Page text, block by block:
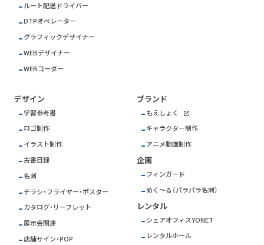
ルート配送ドライバー
DTPオペレーター
グラフィックデザイナー
WEBデザイナー
WEBコーダー
デザイン
学習参考書
ロゴ制作
イラスト制作
古書目録
名刺
チラシ・フライヤー・ポスター
カタログ・リーフレット
展示会関連
店舗サイン・POP
ブランド
もえしょく
キャラクター制作
アニメ動画制作
企画
フィンガード
めく～る（パラパラ名刺）
レンタル
シェアオフィスYONET
レンタルホール